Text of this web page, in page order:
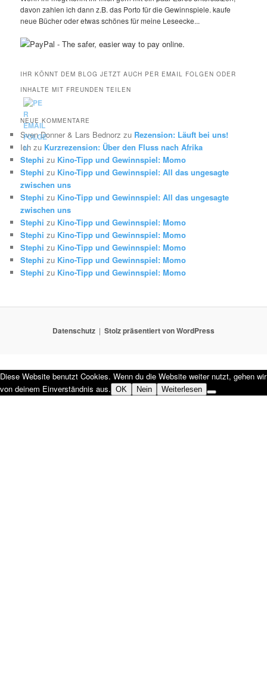
davon zahlen ich dann z.B. das Porto für die Gewinnspiele. kaufe
neue Bücher oder etwas schönes für meine Leseecke...
IHR KÖNNT DEM BLOG JETZT AUCH PER EMAIL FOLGEN ODER
INHALTE MIT FREUNDEN TEILEN
NEUE KOMMENTARE
Sven Donner & Lars Bednorz zu Rezension: Läuft bei uns!
Ich zu Kurzrezension: Über den Fluss nach Afrika
Stephi zu Kino-Tipp und Gewinnspiel: Momo
Stephi zu Kino-Tipp und Gewinnspiel: All das ungesagte
zwischen uns
Stephi zu Kino-Tipp und Gewinnspiel: All das ungesagte
zwischen uns
Stephi zu Kino-Tipp und Gewinnspiel: Momo
Stephi zu Kino-Tipp und Gewinnspiel: Momo
Stephi zu Kino-Tipp und Gewinnspiel: Momo
Stephi zu Kino-Tipp und Gewinnspiel: Momo
Stephi zu Kino-Tipp und Gewinnspiel: Momo
Datenschutz Stolz präsentiert von WordPress
Diese Website benutzt Cookies. Wenn du die Website weiter nutzt, gehen wir
von deinem Einverständnis aus. OK Nein Weiterlesen